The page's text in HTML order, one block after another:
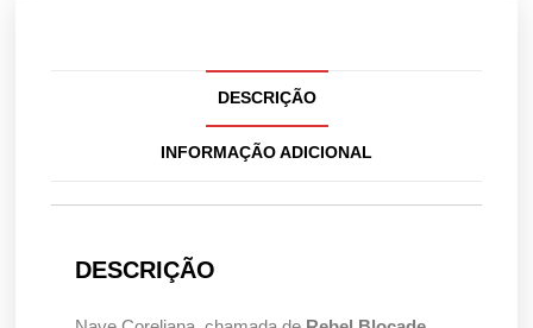
DESCRIÇÃO
INFORMAÇÃO ADICIONAL
DESCRIÇÃO